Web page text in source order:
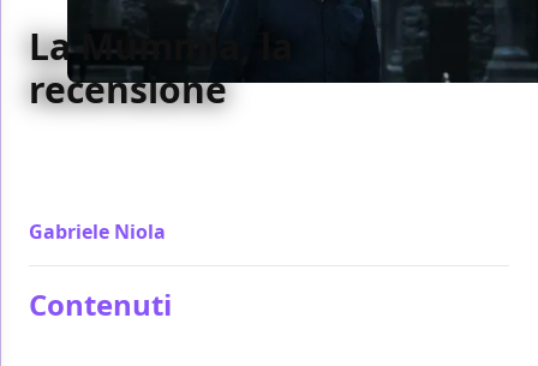
La Mummia, la
recensione
Gabriele Niola
Contenuti